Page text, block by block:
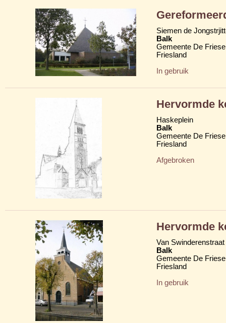
Siemen de
Balk
Gemeente De
Friesland
In gebruik
Hervormde
Haskeplein
Balk
Gemeente De
Friesland
Afgebroken
Hervormde
Van Swinderenstraat
Balk
Gemeente De
Friesland
In gebruik